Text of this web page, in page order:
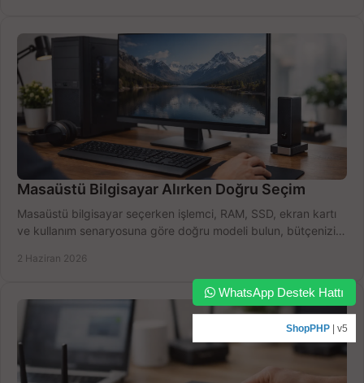
Masaüstü Bilgisayar Alırken Doğru Seçim
Masaüstü bilgisayar seçerken işlemci, RAM, SSD, ekran kartı
ve kullanım senaryosuna göre doğru modeli bulun, bütçenizi
2 Haziran 2026
WhatsApp Destek Hattı
ShopPHP | v5